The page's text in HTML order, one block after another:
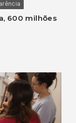
600 milhões